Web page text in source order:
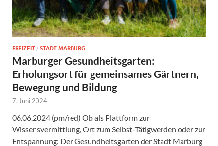
FREIZEIT / STADT MARBURG
Marburger Gesundheitsgarten:
Erholungsort für gemeinsames Gärtnern,
Bewegung und Bildung
7. Juni 2024
06.06.2024 (pm/red) Ob als Plattform zur
Wissensvermittlung, Ort zum Selbst-Tätigwerden oder zur
Entspannung: Der Gesundheitsgarten der Stadt Marburg